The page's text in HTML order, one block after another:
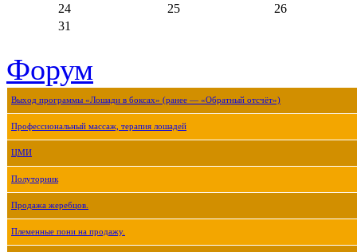
24
25
26
31
Форум
Выход программы «Лошади в боксах» (ранее — «Обратный отсчёт»)
Профессиональный массаж, терапия лошадей
ЦМИ
Полуторник
Продажа жеребцов.
Племенные пони на продажу.